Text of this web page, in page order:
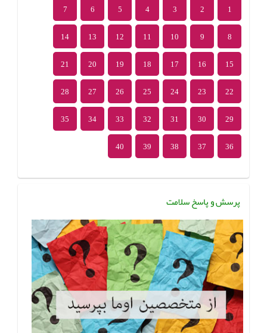
1
2
3
4
5
6
7
8
9
10
11
12
13
14
15
16
17
18
19
20
21
22
23
24
25
26
27
28
29
30
31
32
33
34
35
36
37
38
39
40
پرسش و پاسخ سلامت